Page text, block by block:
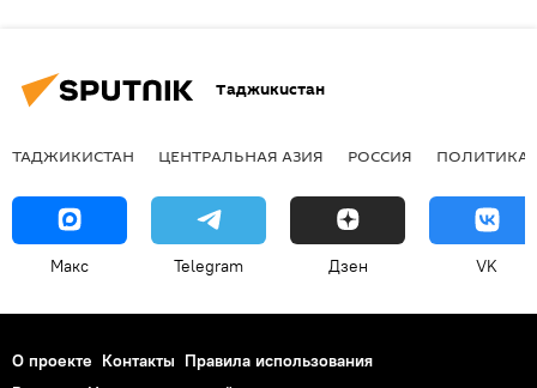
Таджикистан
ТАДЖИКИСТАН ЦЕНТРАЛЬНАЯ АЗИЯ РОССИЯ ПОЛИТИКА
Макс Telegram Дзен VK
О проекте Контакты Правила использования